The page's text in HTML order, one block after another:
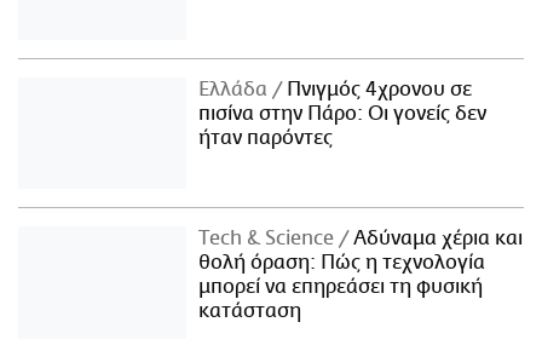
Ελλάδα
Πνιγμός 4χρονου σε
πισίνα στην Πάρο: Οι γονείς δεν
ήταν παρόντες
Τech & Science
Αδύναμα χέρια και
θολή όραση: Πώς η τεχνολογία
μπορεί να επηρεάσει τη φυσική
κατάσταση